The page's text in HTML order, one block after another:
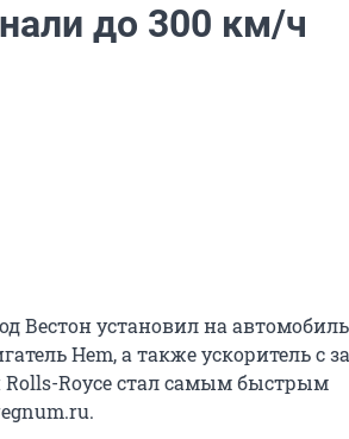
до 300 км/ч
установил на автомобиль
Hem, а также ускоритель с
Rolls-Royce стал самым быстрым